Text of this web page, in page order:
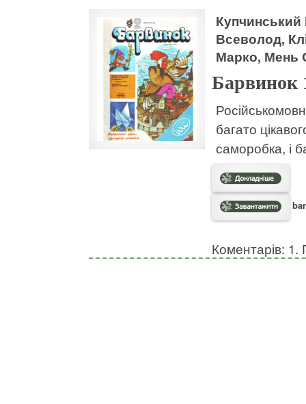
Всеволод,
Марко, Мень
Барвинок
багато
саморобка, і
Коментарів: 1.